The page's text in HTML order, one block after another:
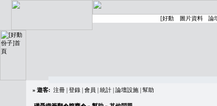
» 遊客: 注冊 登錄 會員 統計 論壇設施 幫助